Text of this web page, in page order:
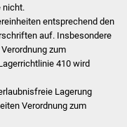
Musikschule
nicht.
entsprechend den
auf. Insbesondere
zum
410 wird
Lagerung
Verordnung zum